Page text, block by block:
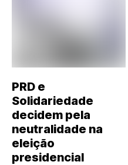
PRD e
Solidariedade
decidem pela
neutralidade na
eleição
presidencial